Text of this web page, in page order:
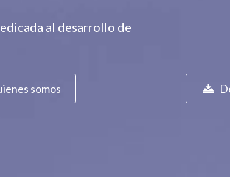
al desarrollo de
somos